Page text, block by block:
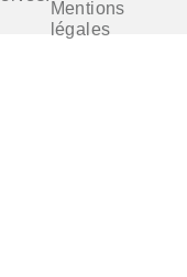
Mentions
légales